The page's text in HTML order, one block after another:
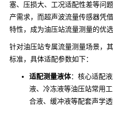
塞、压损大、工况适配性差等问
产需求，而超声波流量传感器凭
特性，成为油压站流量测量的优选
针对油压站专属流量测量场景，
标准，具体适配参数如下：
适配测量液体：核心适配
液、冷冻液等油压站常用
合液、缓冲液等配套声学透